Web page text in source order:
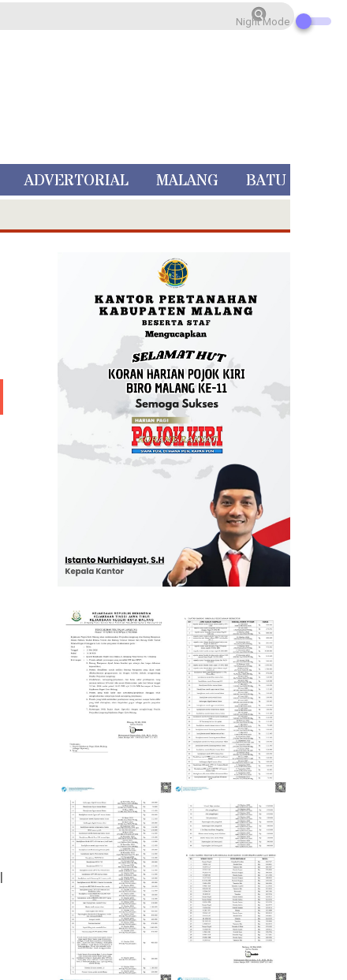
ADVERTORIAL MALANG BATU
Night Mode